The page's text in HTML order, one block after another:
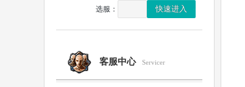
选服：
客服中心 Servicer